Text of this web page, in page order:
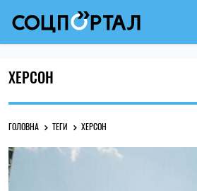
ХЕРСОН
ГОЛОВНА ТЕГИ ХЕРСОН